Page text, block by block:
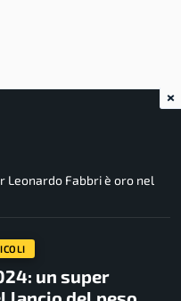
Leonardo Fabbri è oro nel
un super
×